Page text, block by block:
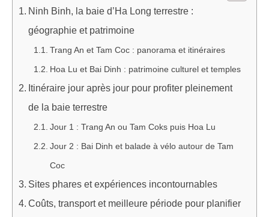
Ninh Binh, la baie d’Ha Long terrestre :
géographie et patrimoine
Trang An et Tam Coc : panorama et itinéraires
Hoa Lu et Bai Dinh : patrimoine culturel et temples
Itinéraire jour après jour pour profiter pleinement
de la baie terrestre
Jour 1 : Trang An ou Tam Coks puis Hoa Lu
Jour 2 : Bai Dinh et balade à vélo autour de Tam
Coc
Sites phares et expériences incontournables
Coûts, transport et meilleure période pour planifier